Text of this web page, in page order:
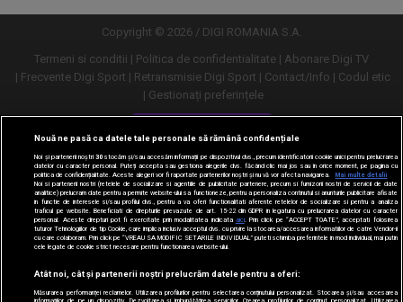
Copyright © 2026 / DIGI ROMANIA S.A.
Termeni si conditii
Politica de confidentialitate
Abonare Digi TV
Frecvente Digi Sport
Retransmisie Digi Sport Contact/Info
Codul etic
Gestionați preferințele
Versiune desktop
Nouă ne pasă ca datele tale personale să rămână confidențiale
Noi și partenerii noștri30stocăm și/sau accesăm informații pe dispozitivul dvs., precum identificatorii cookie unici pentru prelucrarea
datelor cu caracter personal. Puteți accepta sau gestiona alegerile dvs. făcând clic mai jos sau în orice moment, pe pagina cu
politica de confidențialitate. Aceste alegeri vor fi raportate partenerilor noștri și nu vă vor afecta navigarea.
Mai multe detalii
Noi si partenerii nostri (retelele de socializare si agentiile de publicitate partenere, precum si furnizorii nostri de servicii de date
analitice) prelucram date pentru a permite website-ului sa functioneze, pentru a personaliza continutul si anunturile publicitare afisate
in functie de interesele si/sau profilul dvs., pentru a va oferi functionalitati aferente retelelor de socializare si pentru a analiza
traficul pe website. Beneficiati de drepturile prevazute de art. 15-22 din GDPR in legatura cu prelucrarea datelor cu caracter
personal. Aceste drepturi pot fi exercitate prin modalitatea indicata aici. Prin click pe “ACCEPT TOATE”, acceptati folosirea
tuturor Tehnologiilor de tip Cookie, care implica inclusiv acceptul dvs. cu privire la stocarea/accesarea informatiilor de catre Vendor-ii
cu care colaboram. Prin click pe “VREAU SA MODIFIC SETARILE INDIVIDUAL” puteti schimba preferintele in mod individual, mai putin
cele legate de cookie strict necesare pentru functionarea website-ului.
Atât noi, cât și partenerii noștri prelucrăm datele pentru a oferi:
Măsurarea performanței reclamelor. Utilizarea profilurilor pentru selectarea conținutului personalizat. Stocarea și/sau accesarea